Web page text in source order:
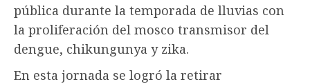
pública durante la temporada de lluvias con
la proliferación del mosco transmisor del
dengue, chikungunya y zika.
En esta jornada se logró la retirar